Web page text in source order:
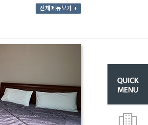
전체메뉴보기 +